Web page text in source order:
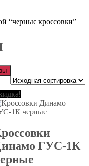
“черные кроссовки”
ГУС-1К